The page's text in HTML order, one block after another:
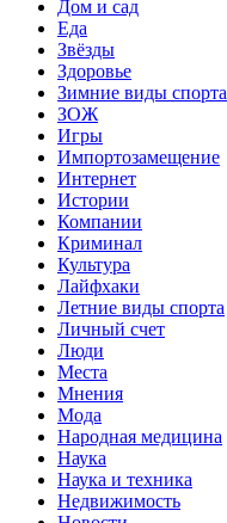
Дом и сад
Еда
Звёзды
Здоровье
Зимние виды спорта
ЗОЖ
Игры
Импортозамещение
Интернет
Истории
Компании
Криминал
Культура
Лайфхаки
Летние виды спорта
Личный счет
Люди
Места
Мнения
Мода
Народная медицина
Наука
Наука и техника
Недвижимость